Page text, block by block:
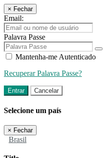
× Fechar
Email:
Palavra Passe
Mantenha-me Autenticado
Recuperar Palavra Passe?
Entrar Cancelar
Selecione um país
× Fechar
Brasil